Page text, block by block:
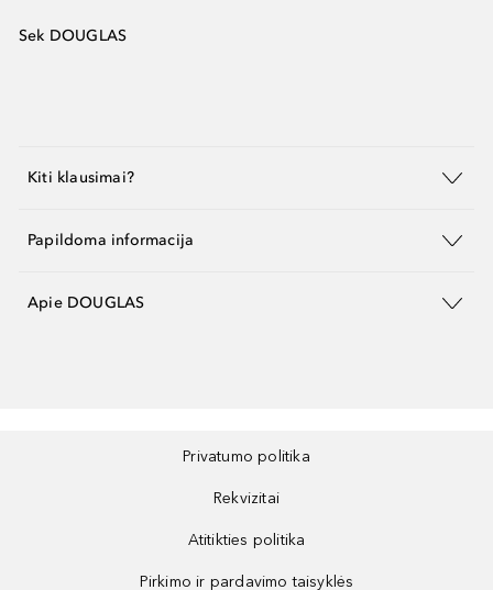
Sek DOUGLAS
Kiti klausimai?
Papildoma informacija
Apie DOUGLAS
Privatumo politika
Rekvizitai
Atitikties politika
Pirkimo ir pardavimo taisyklės